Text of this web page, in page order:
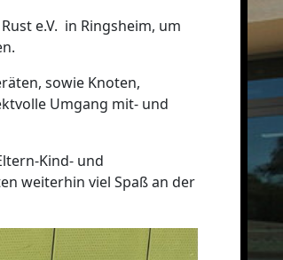
e.V. in Ringsheim, um
sowie Knoten,
Umgang mit- und
Kind- und
weiterhin viel Spaß an der